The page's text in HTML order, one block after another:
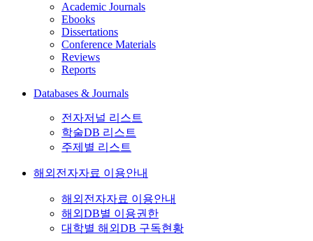
Academic Journals
Ebooks
Dissertations
Conference Materials
Reviews
Reports
Databases & Journals
전자저널 리스트
학술DB 리스트
주제별 리스트
해외전자자료 이용안내
해외전자자료 이용안내
해외DB별 이용권한
대학별 해외DB 구독현황